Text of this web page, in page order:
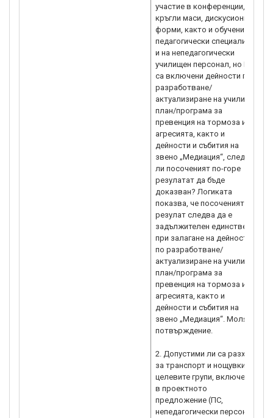
участие в конференции,
кръгли маси, дискусионни
форми, както и обучения на
педагогически специалисти
и на непедагогически
училищен персонал, но НЕ
са включени дейности по
разработване/
актуализиране на училищен
план/програма за
превенция на тормоза и
агресията, както и
дейности и събития на
звено „Медиация“, следва
ли посоченият по-горе
резулатат да бъде
доказван? Логиката
показва, че посоченият
резулат следва да е
задължителен единствено
при залагане на дейности
по разработване/
актуализиране на училищен
план/програма за
превенция на тормоза и
агресията, както и
дейности и събития на
звено „Медиация“. Моля за
потвърждение.
2. Допустими ли са разходи
за транспорт и нощувки на
целевите групи, включени
в проектното
предложение (ПС,
непедагогически персонал,